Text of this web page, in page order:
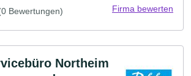
Bewertungen) Firma bewerten
Northeim